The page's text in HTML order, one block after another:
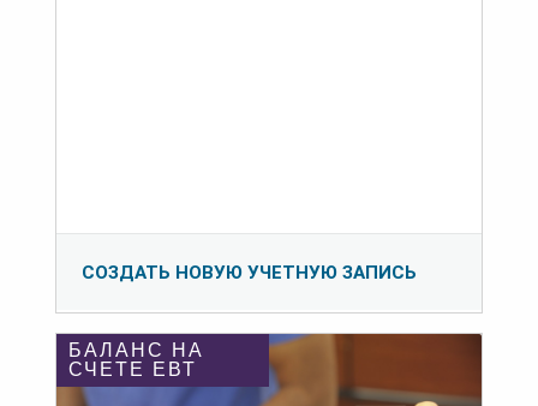
СОЗДАТЬ НОВУЮ УЧЕТНУЮ ЗАПИСЬ
БАЛАНС НА
СЧЕТЕ ЕВТ